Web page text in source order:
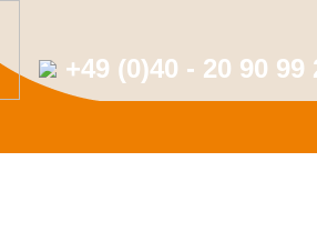
+49 (0)40 - 20 90 99